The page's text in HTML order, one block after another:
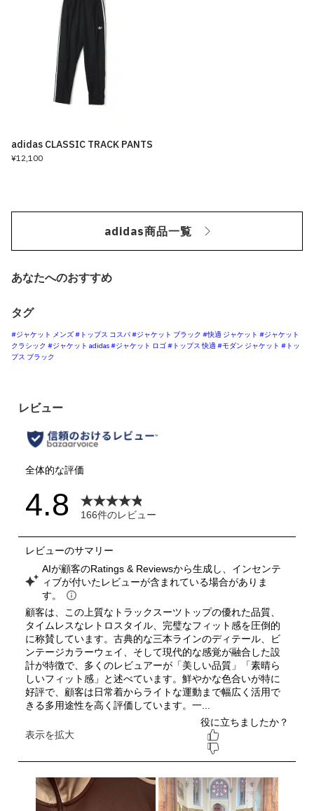
adidas CLASSIC TRACK PANTS
¥12,100
adidas商品一覧
あなたへのおすすめ
タグ
#ジャケット メンズ#トップス コスパ#ジャケット ブラック #快適 ジャケット #ジャケット
クラシック #ジャケット adidas#ジャケット ロゴ#トップス 快適 #モダン ジャケット #トッ
プス ブラック